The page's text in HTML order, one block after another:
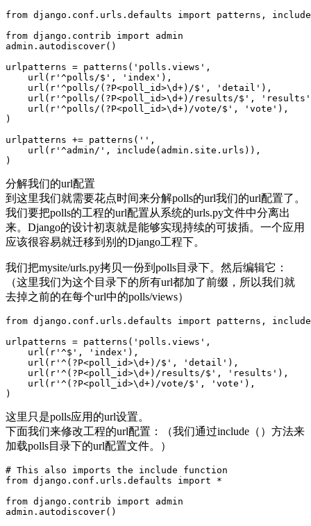
from django.conf.urls.defaults import patterns,
from django.contrib import admin
admin.autodiscover()
urlpatterns = patterns('polls.views',
    url(r'^polls/$', 'index'),
    url(r'^polls/(?P<poll_id>\d+)/$', 'detail'),
url(r'^polls/(?P<poll_id>\d+)/results/$',
    url(r'^polls/(?P<poll_id>\d+)/vote/$', 'vote'),
)
urlpatterns += patterns('',
    url(r'^admin/', include(admin.site.urls)),
)
分解我们的url配置
到这里我们就需要花点时间来分解polls的url我们的url配置了。
我们要把polls的工程的url配置从系统的urls.py文件中分离出
来。Django的设计初衷就是能够实现持续的可拔插。一个应用
应该很容易就迁移到别的Django工程下。
我们把mysite/urls.py拷贝一份到polls目录下。然后编辑它：
（这里我们为这个目录下的所有url都加了前缀，所以我们就
去掉之前的在每个url中的polls/views）
from django.conf.urls.defaults import patterns,
urlpatterns = patterns('polls.views',
    url(r'^$', 'index'),
    url(r'^(?P<poll_id>\d+)/$', 'detail'),
    url(r'^(?P<poll_id>\d+)/results/$', 'results'),
    url(r'^(?P<poll_id>\d+)/vote/$', 'vote'),
)
这里只是polls应用的url设置。
下面我们来修改工程的url配置：（我们通过include（）方法来
加载polls目录下的url配置文件。）
# This also imports the include function
from django.conf.urls.defaults import *
from django.contrib import admin
admin.autodiscover()